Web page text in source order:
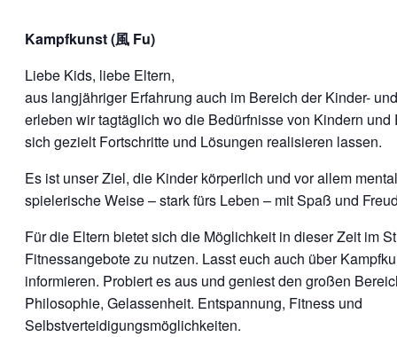
Kampfkunst (風 Fu)
Liebe Kids, liebe Eltern,
aus langjähriger Erfahrung auch im Bereich der Kinder-
erleben wir tagtäglich wo die Bedürfnisse von Kindern
sich gezielt Fortschritte und Lösungen realisieren lassen.
Es ist unser Ziel, die Kinder körperlich und vor allem
spielerische Weise – stark fürs Leben – mit Spaß und
Für die Eltern bietet sich die Möglichkeit in dieser Zeit im
Fitnessangebote zu nutzen. Lasst euch auch über
informieren. Probiert es aus und geniest den großen
Philosophie, Gelassenheit. Entspannung, Fitness und
Selbstverteidigungsmöglichkeiten.